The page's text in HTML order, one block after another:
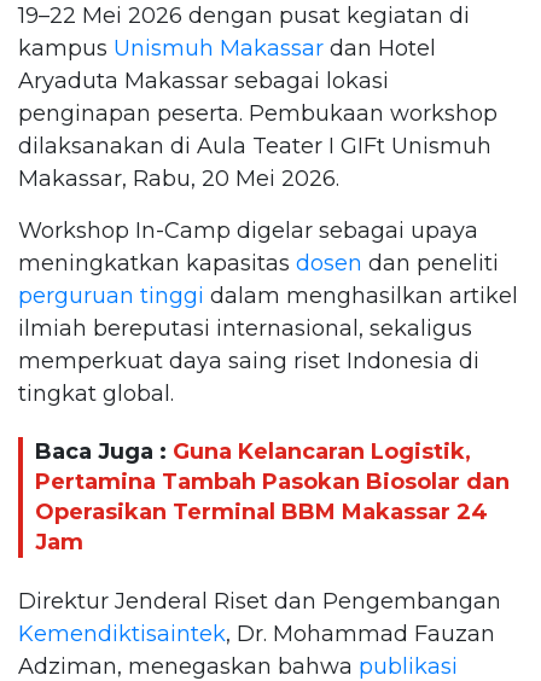
19–22 Mei 2026 dengan pusat kegiatan di
kampus Unismuh Makassar dan Hotel
Aryaduta Makassar sebagai lokasi
penginapan peserta. Pembukaan workshop
dilaksanakan di Aula Teater I GIFt Unismuh
Makassar, Rabu, 20 Mei 2026.
Workshop In-Camp digelar sebagai upaya
meningkatkan kapasitas dosen dan peneliti
perguruan tinggi dalam menghasilkan artikel
ilmiah bereputasi internasional, sekaligus
memperkuat daya saing riset Indonesia di
tingkat global.
Baca Juga : Guna Kelancaran Logistik,
Pertamina Tambah Pasokan Biosolar dan
Operasikan Terminal BBM Makassar 24
Jam
Direktur Jenderal Riset dan Pengembangan
Kemendiktisaintek, Dr. Mohammad Fauzan
Adziman, menegaskan bahwa publikasi